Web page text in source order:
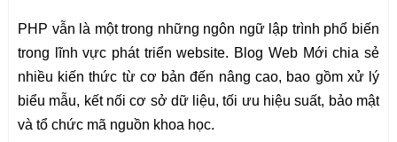
PHP vẫn là một trong những ngôn ngữ lập trình phổ biến
trong lĩnh vực phát triển website. Blog Web Mới chia sẻ
nhiều kiến thức từ cơ bản đến nâng cao, bao gồm xử lý
biểu mẫu, kết nối cơ sở dữ liệu, tối ưu hiệu suất, bảo mật
và tổ chức mã nguồn khoa học.